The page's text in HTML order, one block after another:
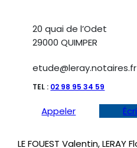
20 quai de l’Odet
29000 QUIMPER
etude@leray.notaires.fr
TEL : 02 98 95 34 59
Appeler
LE FOUEST Valentin, LERAY